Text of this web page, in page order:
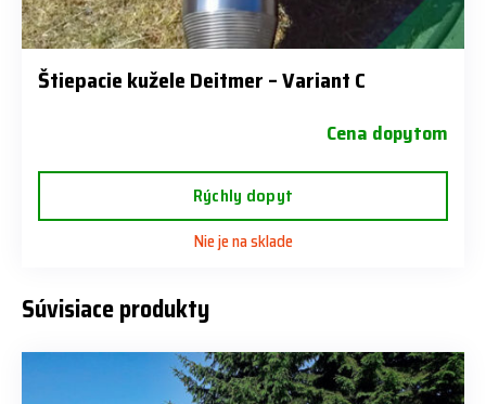
Štiepacie kužele Deitmer – Variant C
Cena dopytom
Rýchly dopyt
Nie je na sklade
Súvisiace produkty